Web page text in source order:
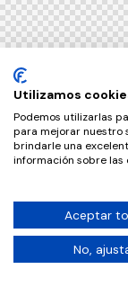
Utilizamos
Podemos utilizarlas
para mejorar nuestro
brindarle una
información sobre las
Aceptar
No,